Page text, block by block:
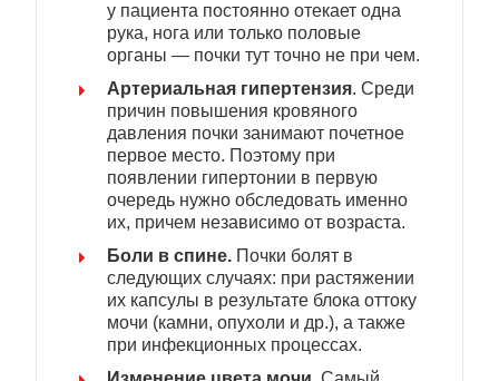
у пациента постоянно отекает одна
рука, нога или только половые
органы — почки тут точно не при чем.
Артериальная гипертензия. Среди
причин повышения кровяного
давления почки занимают почетное
первое место. Поэтому при
появлении гипертонии в первую
очередь нужно обследовать именно
их, причем независимо от возраста.
Боли в спине. Почки болят в
следующих случаях: при растяжении
их капсулы в результате блока оттоку
мочи (камни, опухоли и др.), а также
при инфекционных процессах.